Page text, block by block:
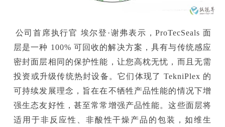
司首席执行官 埃尔登·谢弗表示，ProTecSeals 面
层是一种 100% 可回收的解决方案，具有与传统感应
密封面层相同的保护性能，让您高枕无忧，而且无需
投资或升级传统热封设备。它们体现了 TekniPlex 的
可持续发展理念，旨在在不牺牲产品性能的情况下增
强生态友好性，甚至常常增强产品性能。这些面层将
适用于非反应性、非酸性干燥产品的包装，如维生